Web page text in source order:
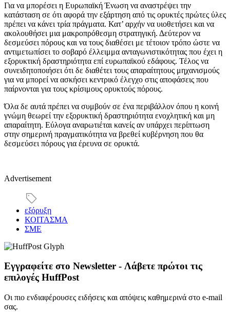
Για να μπορέσει η Ευρωπαϊκή Ένωση να αναστρέψει την
κατάσταση σε ότι αφορά την εξάρτηση από τις ορυκτές πρώτες ύλες
πρέπει να κάνει τρία πράγματα. Κατ’ αρχήν να υιοθετήσει και να
ακολουθήσει μια μακροπρόθεσμη στρατηγική. Δεύτερον να
δεσμεύσει πόρους και να τους διαθέσει με τέτοιον τρόπο ώστε να
αντιμετωπίσει το σοβαρό έλλειμμα ανταγωνιστικότητας που έχει η
εξορυκτική δραστηριότητα επί ευρωπαϊκού εδάφους. Τέλος να
συνειδητοποιήσει ότι δε διαθέτει τους απαραίτητους μηχανισμούς
για να μπορεί να ασκήσει κεντρικό έλεγχο στις αποφάσεις που
παίρνονται για τους κρίσιμους ορυκτούς πόρους.
Όλα δε αυτά πρέπει να συμβούν σε ένα περιβάλλον όπου η κοινή
γνώμη θεωρεί την εξορυκτική δραστηριότητα ενοχλητική και μη
απαραίτητη. Εύλογα αναρωτιέται κανείς αν υπάρχει περίπτωση
στην σημερινή πραγματικότητα να βρεθεί κυβέρνηση που θα
δεσμεύσει πόρους για έρευνα σε ορυκτά.
Advertisement
εξόρυξη
ΚΟΙΤΑΣΜΑ
ΣΜΕ
Εγγραφείτε στο Newsletter - Λάβετε πρώτοι τις
επιλογές HuffPost
Οι πιο ενδιαφέρουσες ειδήσεις και απόψεις καθημερινά στο e-mail
σας.